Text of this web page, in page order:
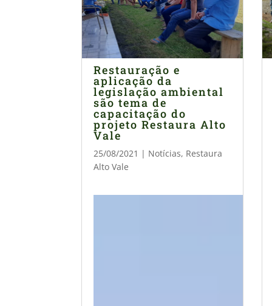
Restauração e
aplicação da
legislação ambiental
são tema de
capacitação do
projeto Restaura Alto
Vale
25/08/2021 | Notícias, Restaura
Alto Vale